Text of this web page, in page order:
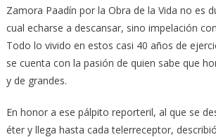
Zamora Paadín por la Obra de la Vida no es
cual echarse a descansar, sino impelación
Todo lo vivido en estos casi 40 años de
se cuenta con la pasión de quien sabe que
y de grandes.
En honor a ese pálpito reporteril, al que se
éter y llega hasta cada telerreceptor,